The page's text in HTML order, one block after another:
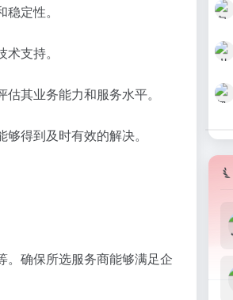
定性。
支持。
其业务能力和服务水平。
得到及时有效的解决。
。确保所选服务商能够满足企